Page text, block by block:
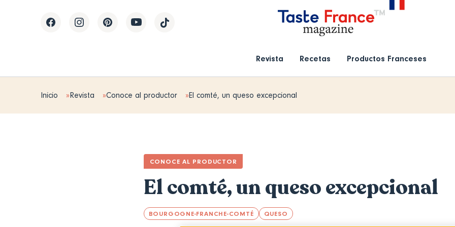
Revista Recetas Productos Franceses
Inicio Revista Conoce al productor El comté, un queso excepcional
CONOCE AL PRODUCTOR
El comté, un queso excepcional
BOURGOGNE-FRANCHE-COMTÉ QUESO